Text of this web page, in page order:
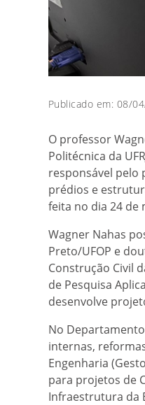
Publicado em: 08/
O professor
Politécnica da
responsável pelo
prédios e
feita no dia 24 de
Wagner Nahas
Preto/UFOP e
Construção Civil
de Pesquisa
desenvolve
No
internas,
Engenharia
para projetos de
Infraestrutura da